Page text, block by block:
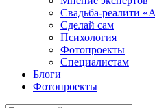
Свадьба-реалити
Сделай сам
Психология
Фотопроекты
Специалистам
Блоги
Фотопроекты